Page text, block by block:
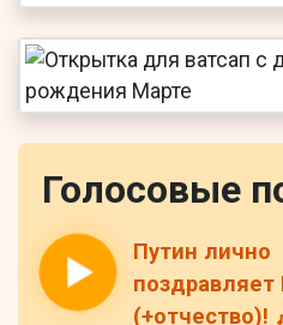
Голосовые
Путин лично
поздравляет
(+отчество)!